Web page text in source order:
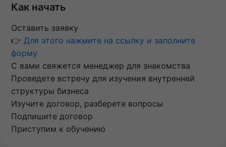
Как начать
Оставить заявку
👉 Для этого нажмите на ссылку и заполните
форму
С вами свяжется менеджер для знакомства
Проведете встречу для изучения внутренней
структуры бизнеса
Изучите договор, разберете вопросы
Подпишите договор
Приступим к обучению